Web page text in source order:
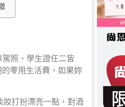
照、學生證任二皆
零用生活費，如果妳
妝打扮漂亮一點，對酒